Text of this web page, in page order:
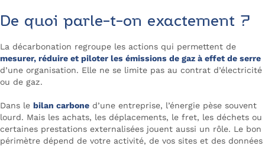
De quoi parle-t-on exactement ?
La décarbonation regroupe les actions qui permettent de
mesurer, réduire et piloter les émissions de gaz à effet de serre
d’une organisation. Elle ne se limite pas au contrat d’électricité
ou de gaz.
Dans le bilan carbone d’une entreprise, l’énergie pèse souvent
lourd. Mais les achats, les déplacements, le fret, les déchets ou
certaines prestations externalisées jouent aussi un rôle. Le bon
périmètre dépend de votre activité, de vos sites et des données